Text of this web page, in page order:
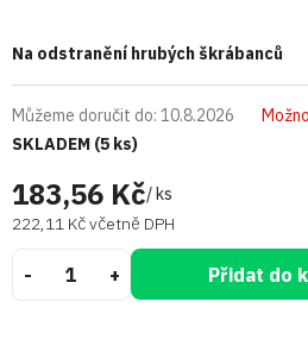
183,56 Kč/ ks
222,11 Kč včetně DPH
SKLADEM (5 ks)
Můžeme doručit do: 10.8.2026
Přidat do
Na odstranění hrubých škrábanců